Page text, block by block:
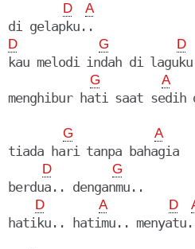
D A
D G D
kau melodi indah di
G A
menghibur hati saat sedih
G A
tiada hari tanpa bahagia
D G
berdua.. denganmu..
D A D
hatiku.. hatimu..